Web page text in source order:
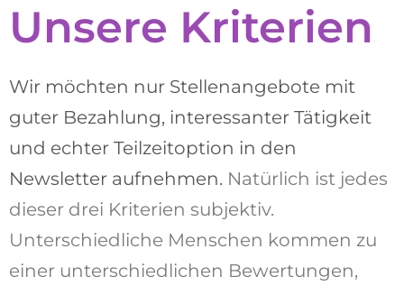
Unsere Kriterien
Wir möchten nur Stellenangebote mit
guter Bezahlung, interessanter Tätigkeit
und echter Teilzeitoption in den
Newsletter aufnehmen. Natürlich ist jedes
dieser drei Kriterien subjektiv.
Unterschiedliche Menschen kommen zu
einer unterschiedlichen Bewertungen,